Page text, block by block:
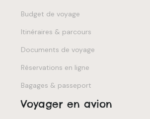
Budget de voyage
Itinéraires & parcours
Documents de voyage
Réservations en ligne
Bagages & passeport
Voyager en avion